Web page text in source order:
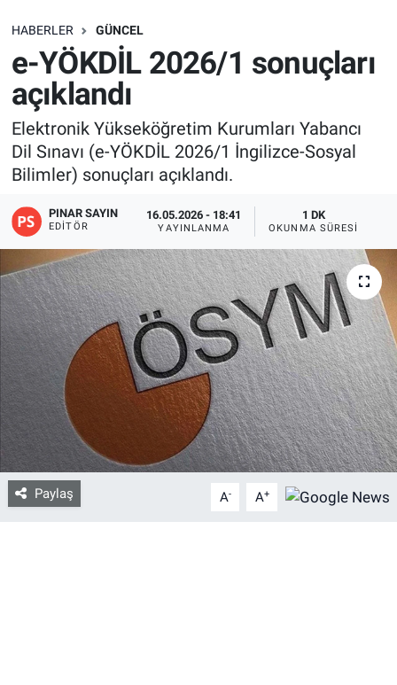
HABERLER GÜNCEL
e-YÖKDİL 2026/1 sonuçları
açıklandı
Elektronik Yükseköğretim Kurumları Yabancı
Dil Sınavı (e-YÖKDİL 2026/1 İngilizce-Sosyal
Bilimler) sonuçları açıklandı.
PINAR SAYIN
EDITÖR
16.05.2026 - 18:41
YAYINLANMA
1 DK
OKUNMA SÜRESI
Paylaş A- A+
SAĞLIK
EKONOMİ
EĞİTİM
ÖZEL HABER
Keşfet
ASTROLOJİ
MANŞET
RESMİ İLANLAR
İLAN
Bize ulaşın
İletişim/Künye